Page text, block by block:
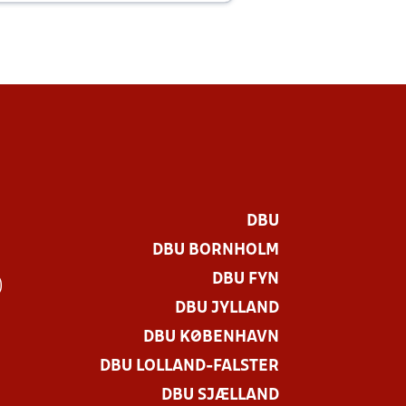
DBU
DBU BORNHOLM
DBU FYN
DBU JYLLAND
DBU KØBENHAVN
DBU LOLLAND-FALSTER
DBU SJÆLLAND